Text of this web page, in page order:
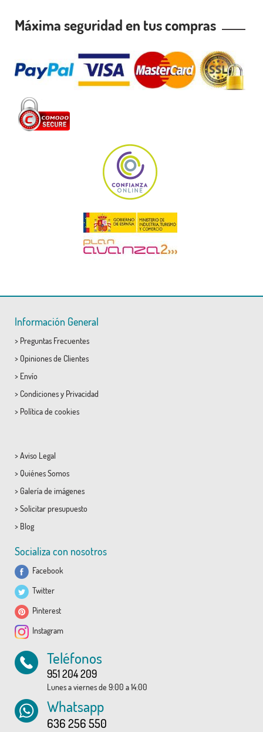
Máxima seguridad en tus compras
Información General
> Preguntas Frecuentes
> Opiniones de Clientes
> Envío
> Condicionesy Privacidad
> Política de cookies
> Aviso Legal
> Quiénes Somos
> Galería de imágenes
> Solicitar presupuesto
> Blog
Socializa con nosotros
Facebook
Twitter
Pinterest
Instagram
Teléfonos
951 204 209
Lunes a viernes de 9:00 a 14:00
Whatsapp
636 256 550